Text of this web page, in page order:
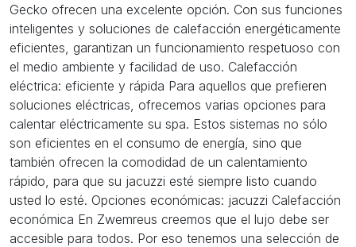
Gecko ofrecen una excelente opción. Con sus funciones
inteligentes y soluciones de calefacción energéticamente
eficientes, garantizan un funcionamiento respetuoso con
el medio ambiente y facilidad de uso. Calefacción
eléctrica: eficiente y rápida Para aquellos que prefieren
soluciones eléctricas, ofrecemos varias opciones para
calentar eléctricamente su spa. Estos sistemas no sólo
son eficientes en el consumo de energía, sino que
también ofrecen la comodidad de un calentamiento
rápido, para que su jacuzzi esté siempre listo cuando
usted lo esté. Opciones económicas: jacuzzi Calefacción
económica En Zwemreus creemos que el lujo debe ser
accesible para todos. Por eso tenemos una selección de